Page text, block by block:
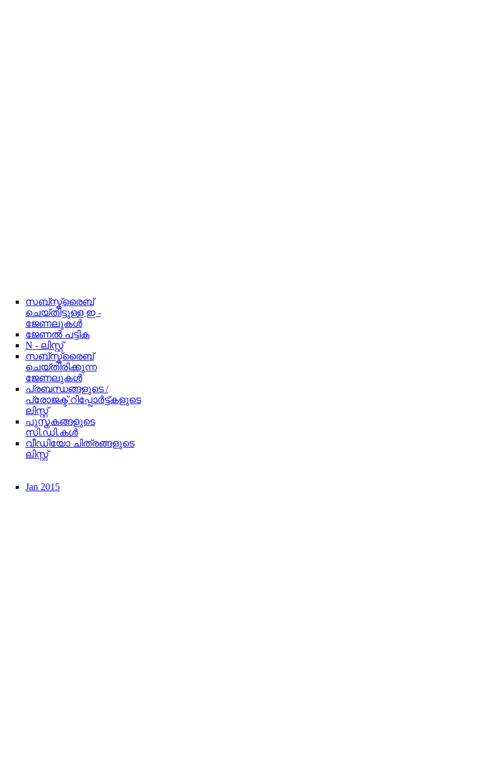
സബ്സ്ക്രൈബ്
ചെയ്തിട്ടുള്ള ഇ -
ജേണലുകള്‍
ജേണൽ പട്ടിക
N - ലിസ്റ്റ്
സബ്സ്ക്രൈബ്
ചെയ്തിരിക്കുന്ന
ജേണലുകൾ
പ്രബന്ധങ്ങളുടെ /
പ്രോജക്ട് റിപ്പോര്‍ട്ട്കളുടെ
ലിസ്റ്റ്
പുസ്തകങ്ങളുടെ
സി.ഡി.കള്‍
വീഡിയോ ചിത്രങ്ങളുടെ
ലിസ്റ്റ്
Jan 2015